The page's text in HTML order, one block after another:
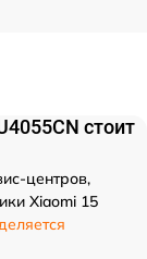
стоит
центров,
Xiaomi 15